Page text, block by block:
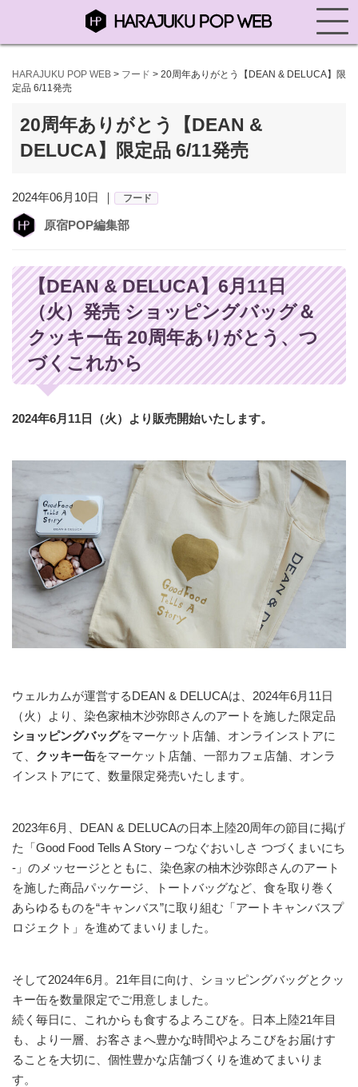
HARAJUKU POP WEB > フード > 20周年ありがとう【DEAN & DELUCA】限
定品 6/11発売
20周年ありがとう【DEAN &
DELUCA】限定品 6/11発売
2024年06月10日 ｜ フード
原宿POP編集部
【DEAN & DELUCA】6月11日
（火）発売 ショッピングバッグ＆
クッキー缶 20周年ありがとう、つ
づくこれから
2024年6月11日（火）より販売開始いたします。
ウェルカムが運営するDEAN & DELUCAは、2024年6月11日
（火）より、染色家柚木沙弥郎さんのアートを施した限定品
ショッピングバッグをマーケット店舗、オンラインストアに
て、 クッキー缶をマーケット店舗、一部カフェ店舗、オンラ
インストアにて、数量限定発売いたします。
2023年6月、DEAN & DELUCAの日本上陸20周年の節目に掲げ
た「Good Food Tells A Story – つなぐおいしさ つづくまいにち
-」のメッセージとともに、染色家の柚木沙弥郎さんのアート
を施した商品パッケージ、トートバッグなど、食を取り巻く
あらゆるものを“キャンバス”に取り組む「アートキャンバスプ
ロジェクト」を進めてまいりました。
そして2024年6月。21年目に向け、ショッピングバッグとクッ
キー缶を数量限定でご用意しました。
続く毎日に、これからも食するよろこびを。日本上陸21年目
も、より一層、お客さまへ豊かな時間やよろこびをお届けす
ることを大切に、個性豊かな店舗づくりを進めてまいりま
す。